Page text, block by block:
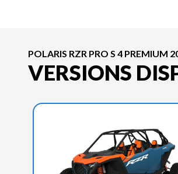
POLARIS RZR PRO S 4 PREMIUM
VERSIONS